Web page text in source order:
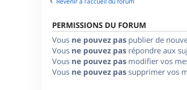
PERMISSIONS DU FORUM
Vous ne pouvez pas publier de
Vous ne pouvez pas répondre aux
Vous ne pouvez pas modifier vos
Vous ne pouvez pas supprimer vos